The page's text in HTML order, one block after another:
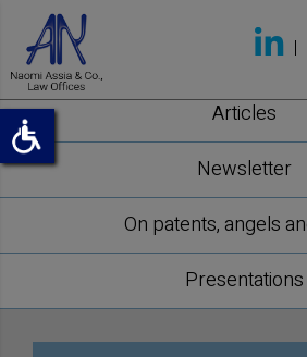
Articles
Newsletter
On patents, angels
Presentations